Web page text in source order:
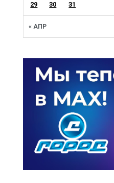
« АПР
29 30 31